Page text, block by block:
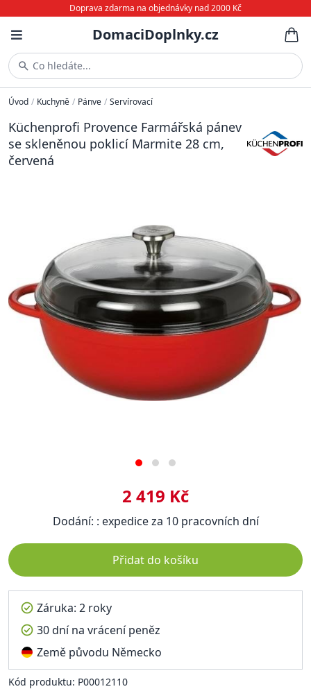
Doprava zdarma na objednávky nad 2000 Kč
DomaciDoplnky.cz
Co hledáte...
Úvod / Kuchyně / Pánve / Servírovací
Küchenprofi Provence Farmářská pánev
se skleněnou poklicí Marmite 28 cm,
červená
2 419 Kč
Dodání: : expedice za 10 pracovních dní
Přidat do košíku
Záruka: 2 roky
30 dní na vrácení peněz
Země původu Německo
Kód produktu: P00012110